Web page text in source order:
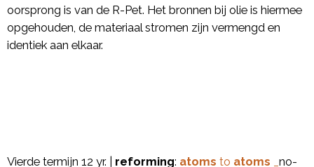
oorsprong is van de R-Pet. Het bronnen bij olie is hiermee
opgehouden, de materiaal stromen zijn vermengd en
identiek aan elkaar.
Vierde termijn 12 yr. | reforming: atoms to atoms
no-